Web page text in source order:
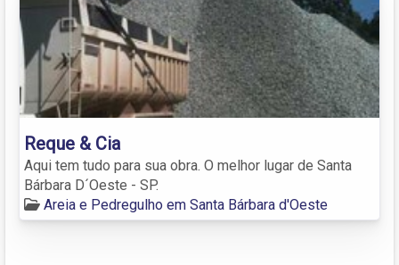
Reque & Cia
Aqui tem tudo para sua obra. O melhor lugar de Santa
Bárbara D´Oeste - SP.
Areia e Pedregulho em Santa Bárbara d'Oeste